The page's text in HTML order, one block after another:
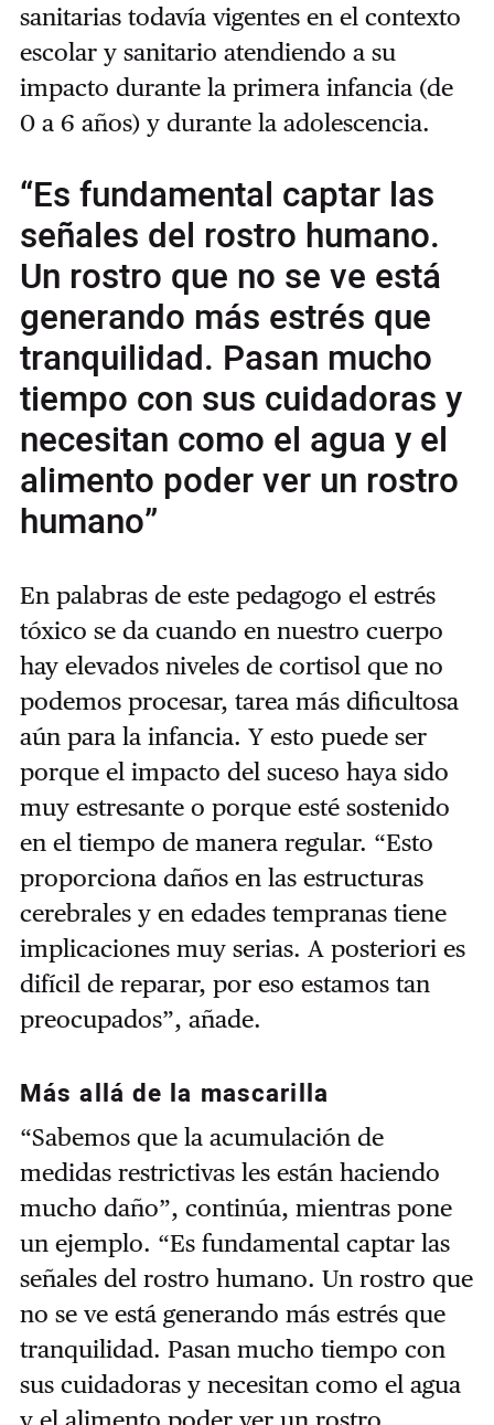
sanitarias todavía vigentes en el contexto
escolar y sanitario atendiendo a su
impacto durante la primera infancia (de
0 a 6 años) y durante la adolescencia.
“Es fundamental captar las
señales del rostro humano.
Un rostro que no se ve está
generando más estrés que
tranquilidad. Pasan mucho
tiempo con sus cuidadoras y
necesitan como el agua y el
alimento poder ver un rostro
humano”
En palabras de este pedagogo el estrés
tóxico se da cuando en nuestro cuerpo
hay elevados niveles de cortisol que no
podemos procesar, tarea más dificultosa
aún para la infancia. Y esto puede ser
porque el impacto del suceso haya sido
muy estresante o porque esté sostenido
en el tiempo de manera regular. “Esto
proporciona daños en las estructuras
cerebrales y en edades tempranas tiene
implicaciones muy serias. A posteriori es
difícil de reparar, por eso estamos tan
preocupados”, añade.
Más allá de la mascarilla
“Sabemos que la acumulación de
medidas restrictivas les están haciendo
mucho daño”, continúa, mientras pone
un ejemplo. “Es fundamental captar las
señales del rostro humano. Un rostro que
no se ve está generando más estrés que
tranquilidad. Pasan mucho tiempo con
sus cuidadoras y necesitan como el agua